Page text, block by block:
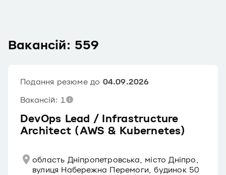
Вакансій: 559
DevOps Lead / Infrastructure
Architect (AWS & Kubernetes)
Подання резюме до 04.09.2026
Вакансій: 1
область Дніпропетровська, місто Дніпро,
вулиця Набережна Перемоги, будинок 50